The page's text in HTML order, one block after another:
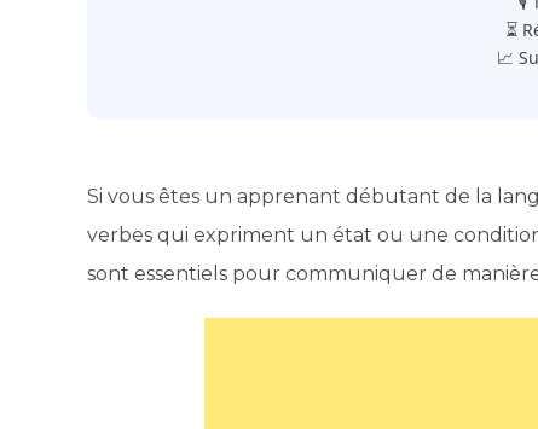
⏳
📈
Si vous êtes un apprenant débutant de la
verbes qui expriment un état ou une
sont essentiels pour communiquer de